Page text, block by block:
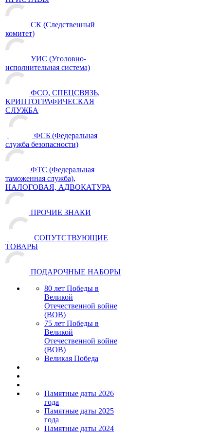
СК (Следственный
комитет)
УИС (Уголовно-
исполнительная система)
ФСО, СПЕЦСВЯЗЬ,
КРИПТОГРАФИЧЕСКАЯ
СЛУЖБА
ФСБ (Федеральная
служба безопасности)
ФТС (Федеральная
таможенная служба),
НАЛОГОВАЯ, АДВОКАТУРА
ПРОЧИЕ ЗНАКИ
СОПУТСТВУЮЩИЕ
ТОВАРЫ
ПОДАРОЧНЫЕ НАБОРЫ
80 лет Победы в
Великой
Отечественной войне
(ВОВ)
75 лет Победы в
Великой
Отечественной войне
(ВОВ)
Великая Победа
Памятные даты 2026
года
Памятные даты 2025
года
Памятные даты 2024